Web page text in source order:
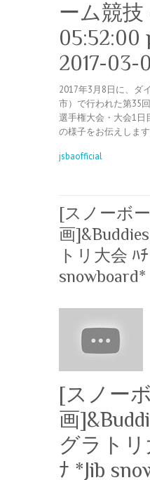
ーム競技
05:52:00
2017-03-
2017年3月8日に、ダ
市）で行われた第35
選手権大会・大会1日
の様子をお伝えします
jsbaofficial
[スノーボ
画]&Buddies
トリ大会 ﾊ
snowboard*
[スノー
画
グラトリ
ﾅ *Jib